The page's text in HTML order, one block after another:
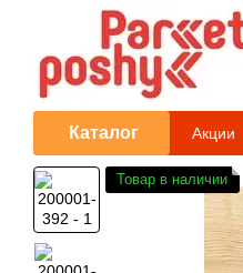
Перейти к основному контенту
Каталог Акции
Товар в наличии